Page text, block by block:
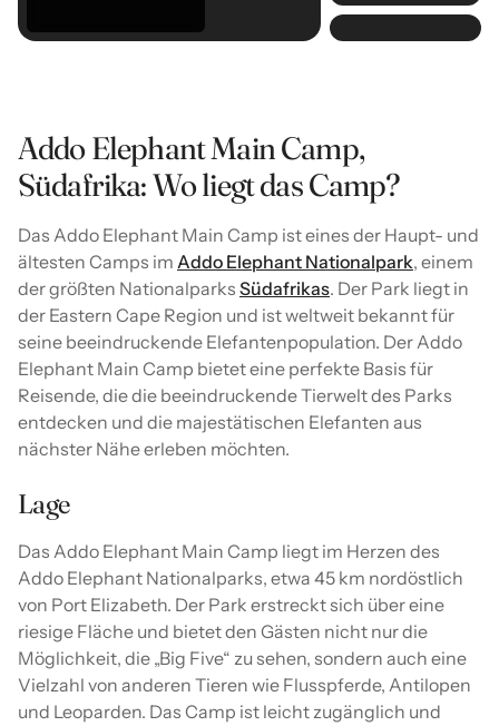
Addo Elephant Main Camp,
Südafrika: Wo liegt das Camp?
Das Addo Elephant Main Camp ist eines der Haupt- und
ältesten Camps im Addo Elephant Nationalpark, einem
der größten Nationalparks Südafrikas. Der Park liegt in
der Eastern Cape Region und ist weltweit bekannt für
seine beeindruckende Elefantenpopulation. Der Addo
Elephant Main Camp bietet eine perfekte Basis für
Reisende, die die beeindruckende Tierwelt des Parks
entdecken und die majestätischen Elefanten aus
nächster Nähe erleben möchten.
Lage
Das Addo Elephant Main Camp liegt im Herzen des
Addo Elephant Nationalparks, etwa 45 km nordöstlich
von Port Elizabeth. Der Park erstreckt sich über eine
riesige Fläche und bietet den Gästen nicht nur die
Möglichkeit, die „Big Five“ zu sehen, sondern auch eine
Vielzahl von anderen Tieren wie Flusspferde, Antilopen
und Leoparden. Das Camp ist leicht zugänglich und